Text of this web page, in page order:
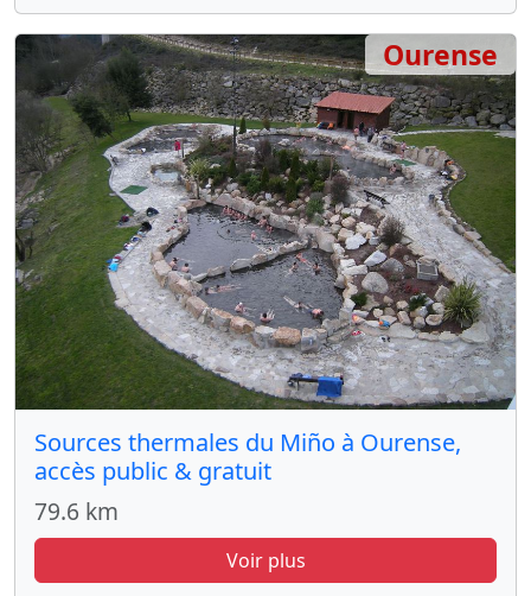
Sources thermales du Miño à Ourense,
accès public & gratuit
79.6 km
Voir plus
Ourense